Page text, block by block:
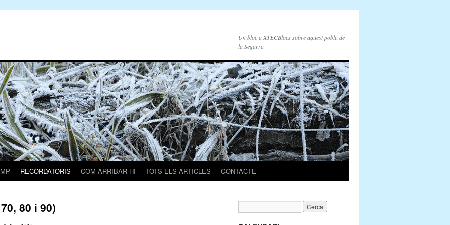
Un bloc a XTECBlocs sobre aquest poble de
la Segarra
RECORDATORIS COM ARRIBAR-HI TOTS ELS ARTICLES CONTACTE
80 i 90)